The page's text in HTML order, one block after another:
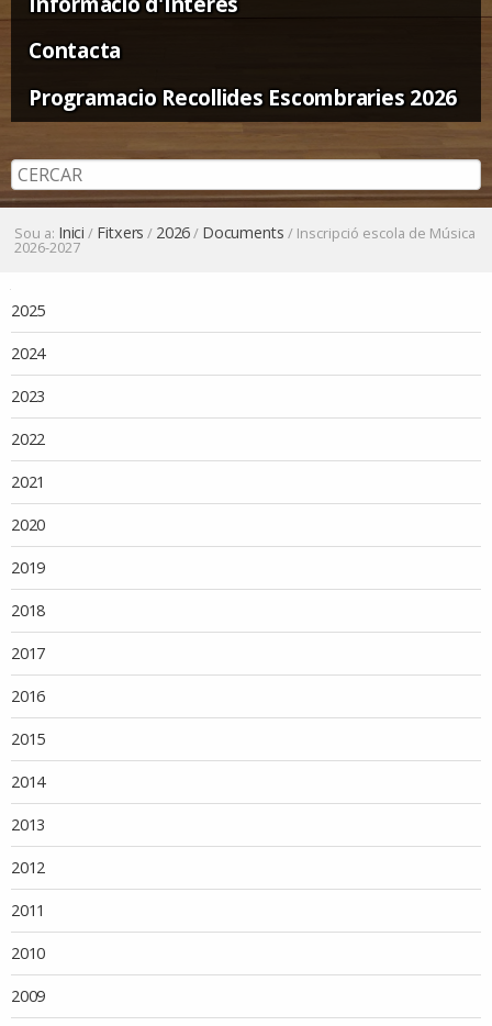
Contacta
Programacio Recollides Escombraries 2026
Sou a: Inici / Fitxers / 2026/ Documents / Inscripció escola de Música
2026-2027
2025
2024
2023
2022
2021
2020
2019
2018
2017
2016
2015
2014
2013
2012
2011
2010
2009